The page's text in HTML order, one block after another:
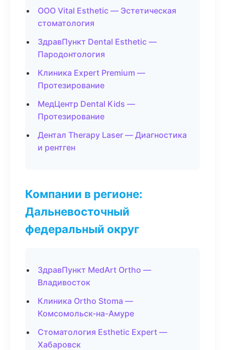
ООО Vital Esthetic — Эстетическая
стоматология
ЗдравПункт Dental Esthetic —
Пародонтология
Клиника Expert Premium —
Протезирование
МедЦентр Dental Kids —
Протезирование
Дентал Therapy Laser — Диагностика
и рентген
Компании в регионе:
Дальневосточный
федеральный округ
ЗдравПункт MedArt Ortho —
Владивосток
Клиника Ortho Stoma —
Комсомольск-на-Амуре
Стоматология Esthetic Expert —
Хабаровск